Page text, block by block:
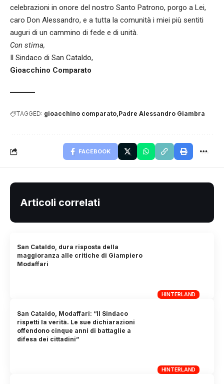
celebrazioni in onore del nostro Santo Patrono, porgo a Lei,
caro Don Alessandro, e a tutta la comunità i miei più sentiti
auguri di un cammino di fede e di unità.
Con stima,
Il Sindaco di San Cataldo,
Gioacchino Comparato
TAGGED: gioacchino comparato Padre Alessandro Giambra
FACEBOOK
Articoli correlati
HINTERLAND
San Cataldo, dura risposta della
maggioranza alle critiche di Giampiero
Modaffari
HINTERLAND
San Cataldo, Modaffari: “Il Sindaco
rispetti la verità. Le sue dichiarazioni
offendono cinque anni di battaglie a
difesa dei cittadini”